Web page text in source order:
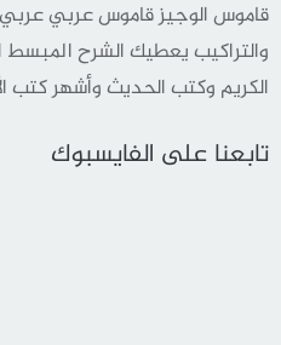
قاموس الوجيز قاموس عربي
والتراكيب يعطيك الشرح المبسط
الكريم وكتب الحديث وأشهر كتب
تابعنا على الفايسبوك